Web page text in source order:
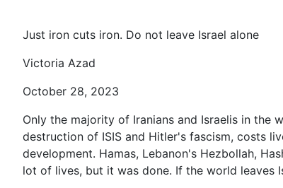
Just iron cuts iron. Do not leave Israel alone
Victoria Azad
October 28, 2023
Only the majority of Iranians and Israelis in the
destruction of ISIS and Hitler's fascism, costs
development. Hamas, Lebanon's Hezbollah,
lot of lives, but it was done. If the world leaves